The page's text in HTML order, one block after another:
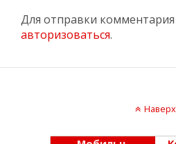
Для отправки
авторизоваться.
Наверх